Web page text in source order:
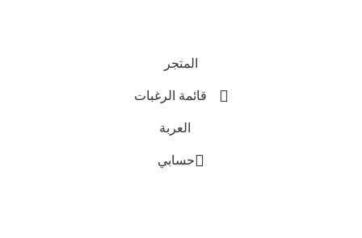
المتجر
قائمة الرغبات
العربة
حسابي